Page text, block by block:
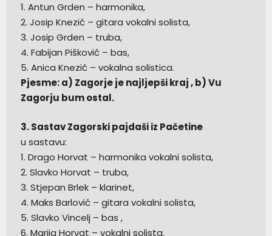
1. Antun Grden – harmonika,
2. Josip Knezić – gitara vokalni solista,
3. Josip Grden – truba,
4. Fabijan Pišković – bas,
5. Anica Knezić – vokalna solistica.
Pjesme: a) Zagorje je najljepši kraj , b) Vu
Zagorju bum ostal.
3. Sastav Zagorski pajdaši iz Pačetine
u sastavu:
1. Drago Horvat – harmonika vokalni solista,
2. Slavko Horvat – truba,
3. Stjepan Brlek – klarinet,
4. Maks Barlović – gitara vokalni solista,
5. Slavko Vincelj – bas ,
6. Marija Horvat – vokalni solista.